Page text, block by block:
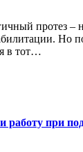
протез –
Но
в тот…
работу при